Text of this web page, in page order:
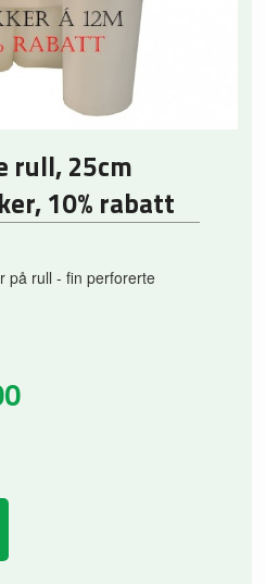
rull, 25cm
10% rabatt
på rull - fin perforerte